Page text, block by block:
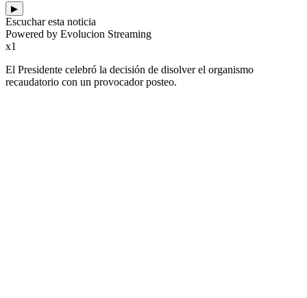
▶
Escuchar esta noticia
Powered by Evolucion Streaming
x1
El Presidente celebró la decisión de disolver el organismo
recaudatorio con un provocador posteo.